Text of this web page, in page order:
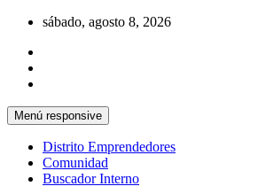
Saltar
contenido
sábado, agosto 8, 2026
Menú responsive
Distrito Emprendedores
Comunidad
Buscador Interno